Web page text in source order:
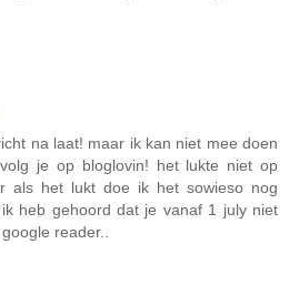
na laat! maar ik kan niet mee doen
je op bloglovin! het lukte niet op
als het lukt doe ik het sowieso nog
heb gehoord dat je vanaf 1 july niet
reader..